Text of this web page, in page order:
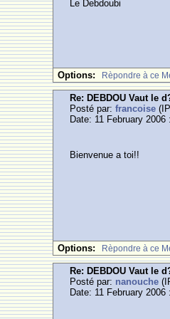
Le Debdoubi
Options: Rèpondre à ce
Re: DEBDOU Vaut le
Posté par:francoise
Date: 11 February 2006
Bienvenue a toi!!
Options: Rèpondre à ce
Re: DEBDOU Vaut le
Posté par: nanouche
Date: 11 February 2006